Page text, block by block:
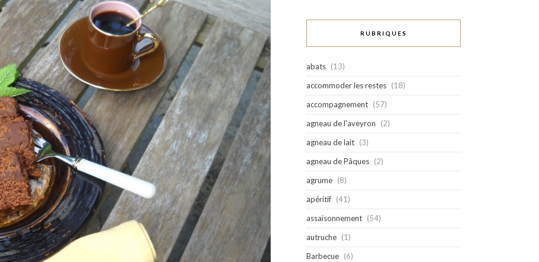
RUBRIQUES
abats (13)
accommoder les restes (18)
accompagnement (57)
agneau de l'aveyron
(2)
agneau de lait (3)
agneau de Pâques (2)
agrume (8)
apéritif (41)
assaisonnement (54)
autruche (1)
Barbecue (6)